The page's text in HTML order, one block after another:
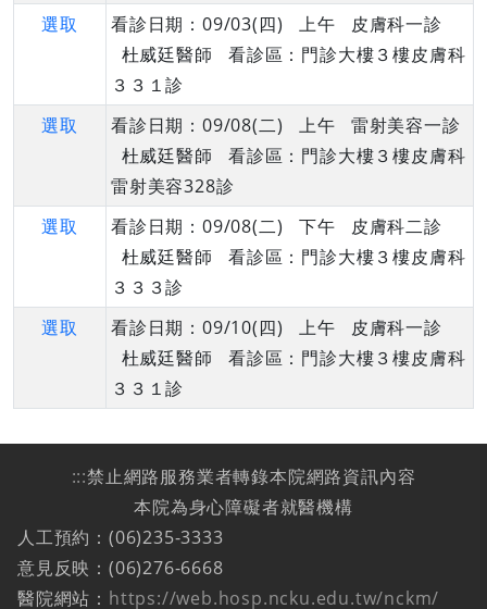
選取
看診日期：09/03(四) 上午 皮膚科一診
杜威廷醫師 看診區：門診大樓３樓皮膚科
３３１診
選取
看診日期：09/08(二) 上午 雷射美容一診
杜威廷醫師 看診區：門診大樓３樓皮膚科
雷射美容328診
選取
看診日期：09/08(二) 下午 皮膚科二診
杜威廷醫師 看診區：門診大樓３樓皮膚科
３３３診
選取
看診日期：09/10(四) 上午 皮膚科一診
杜威廷醫師 看診區：門診大樓３樓皮膚科
３３１診
:::禁止網路服務業者轉錄本院網路資訊內容
本院為身心障礙者就醫機構
人工預約：(06)235-3333
意見反映：(06)276-6668
醫院網站： https://web.hosp.ncku.edu.tw/nckm/